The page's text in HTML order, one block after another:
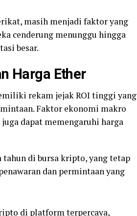
masih menjadi faktor yang
cenderung menunggu hingga
besar.
Harga Ether
rekam jejak ROI tinggi yang
Faktor ekonomi makro
dapat memengaruhi harga
di bursa kripto, yang tetap
dan permintaan yang
di platform terpercaya,